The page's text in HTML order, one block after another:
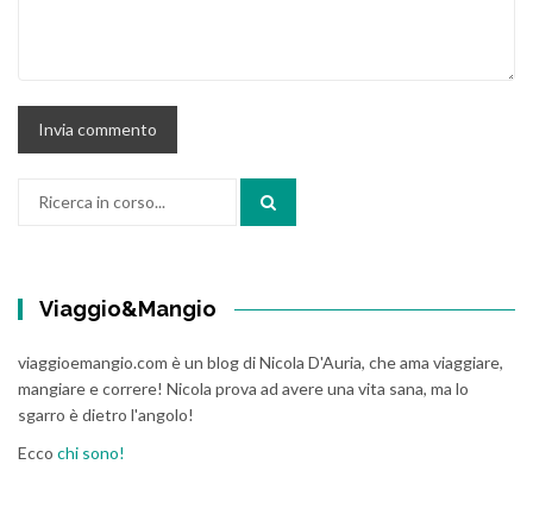
Viaggio&Mangio
viaggioemangio.com è un blog di Nicola D'Auria, che ama viaggiare,
mangiare e correre! Nicola prova ad avere una vita sana, ma lo
sgarro è dietro l'angolo!
Ecco chi sono!